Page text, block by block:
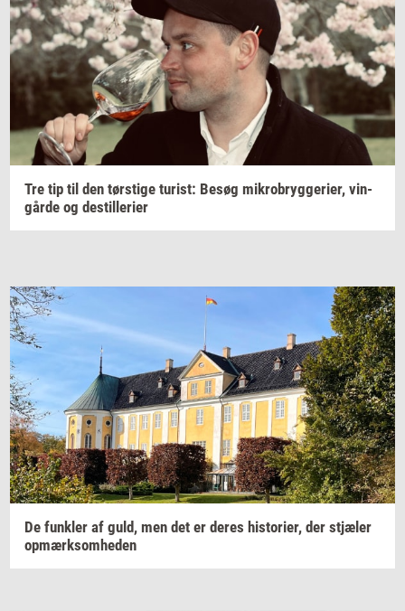
Tre tip til den tørsti­ge turist: Besøg mi­kro­bryg­ge­ri­er, vin­
går­de og destil­le­ri­er
De funk­ler af guld, men det er deres hi­sto­ri­er, der stjæ­ler
op­mærk­som­he­den